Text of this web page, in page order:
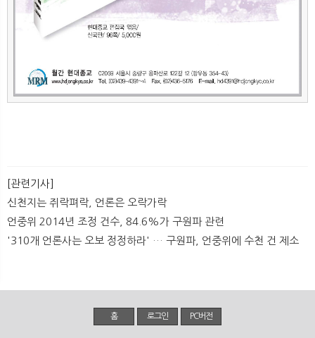
[관련기사]
신천지는 쥐락펴락, 언론은 오락가락
언중위 2014년 조정 건수, 84.6%가 구원파 관련
'310개 언론사는 오보 정정하라' … 구원파, 언중위에 수천 건 제소
홈 로그인 PC버전